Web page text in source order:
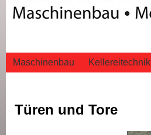
Maschinenbau Kellereitechnik
Türen und Tore